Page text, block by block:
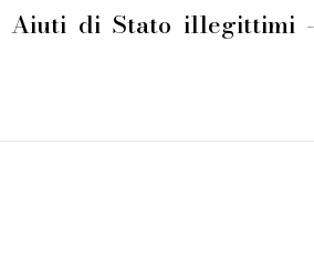
di Stato illegittimi